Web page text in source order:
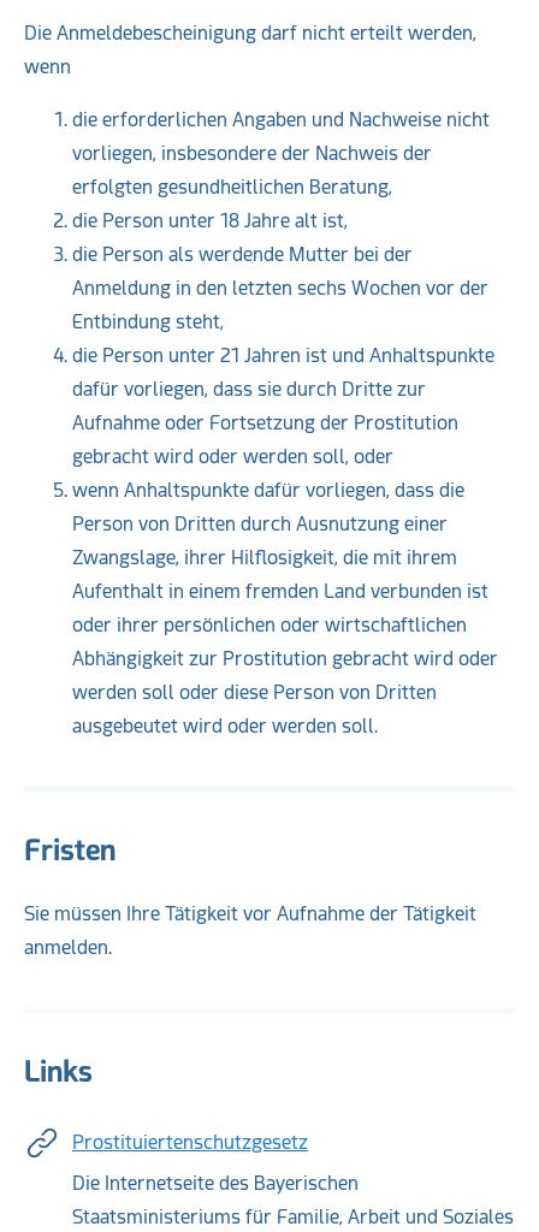
Die Anmeldebescheinigung darf nicht erteilt werden,
wenn
die erforderlichen Angaben und Nachweise nicht
vorliegen, insbesondere der Nachweis der
erfolgten gesundheitlichen Beratung,
die Person unter 18 Jahre alt ist,
die Person als werdende Mutter bei der
Anmeldung in den letzten sechs Wochen vor der
Entbindung steht,
die Person unter 21 Jahren ist und Anhaltspunkte
dafür vorliegen, dass sie durch Dritte zur
Aufnahme oder Fortsetzung der Prostitution
gebracht wird oder werden soll, oder
wenn Anhaltspunkte dafür vorliegen, dass die
Person von Dritten durch Ausnutzung einer
Zwangslage, ihrer Hilflosigkeit, die mit ihrem
Aufenthalt in einem fremden Land verbunden ist
oder ihrer persönlichen oder wirtschaftlichen
Abhängigkeit zur Prostitution gebracht wird oder
werden soll oder diese Person von Dritten
ausgebeutet wird oder werden soll.
Fristen
Sie müssen Ihre Tätigkeit vor Aufnahme der Tätigkeit
anmelden.
Links
Prostituiertenschutzgesetz
Die Internetseite des Bayerischen
Staatsministeriums für Familie, Arbeit und Soziales